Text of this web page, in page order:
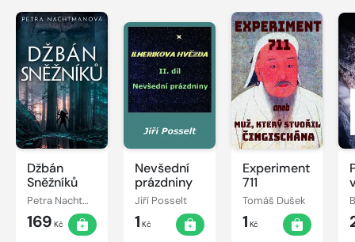
Džbán
Sněžníků
Petra Nachtmanová
169 Kč
Nevšední
prázdniny
Jiří Posselt
1 Kč
Experiment
711
Tomáš Dušek
1 Kč